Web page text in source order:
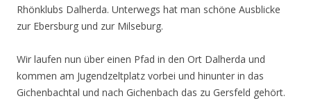
Rhönklubs Dalherda. Unterwegs hat man schöne Ausblicke
zur Ebersburg und zur Milseburg.
Wir laufen nun über einen Pfad in den Ort Dalherda und
kommen am Jugendzeltplatz vorbei und hinunter in das
Gichenbachtal und nach Gichenbach das zu Gersfeld gehört.